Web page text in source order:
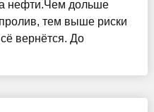
нефти.Чем дольше
тем выше риски
вернётся. До